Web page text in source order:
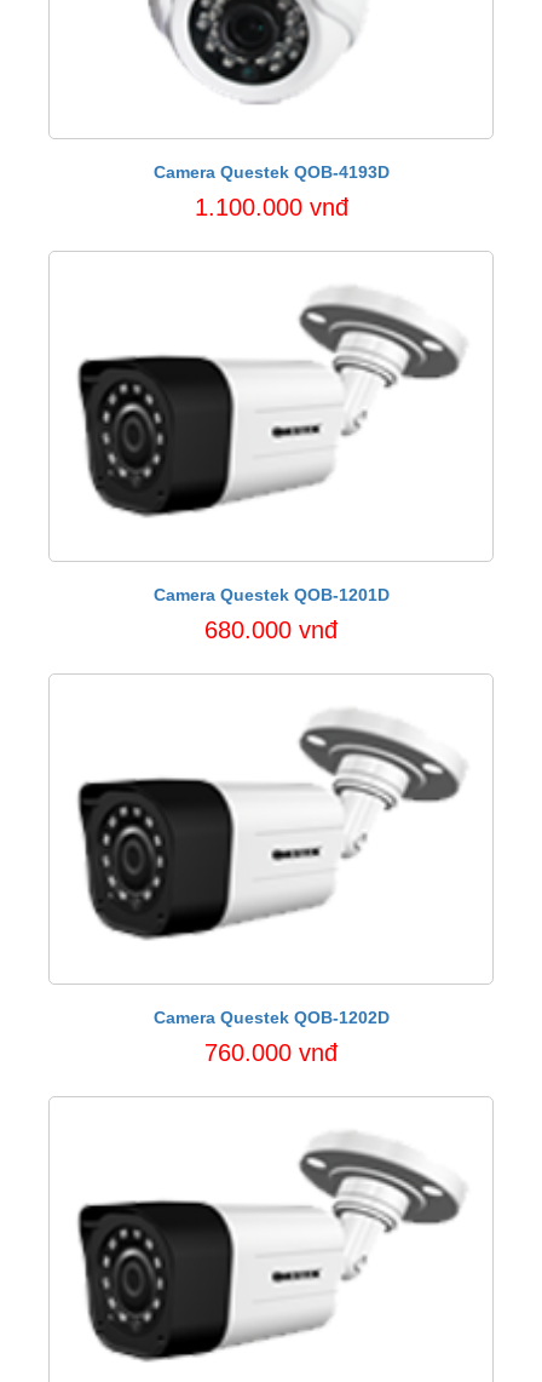
Camera Questek QOB-4193D
1.100.000 vnđ
Camera Questek QOB-1201D
680.000 vnđ
Camera Questek QOB-1202D
760.000 vnđ